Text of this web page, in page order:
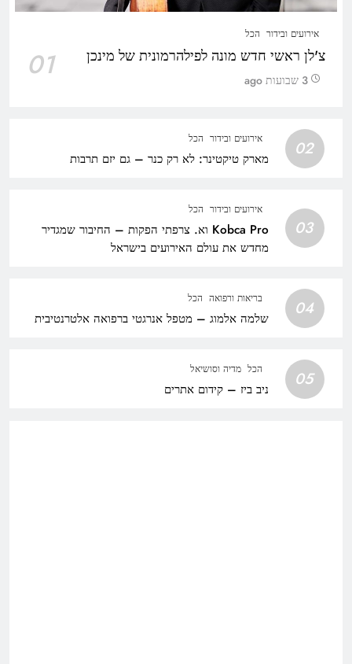
אירועים ובידור הכל
צ'לן ראשי חדש מונה לפילהרמונית של מינכן 01 3 שבועות ago
02 אירועים ובידור הכל
מארק טיקטינר: לא רק כנר – גם יזם תרבות
03
אירועים ובידור הכל
Kobca Pro וא. צרפתי הפקות – החיבור שמגדיר
מחדש את עולם האירועים בישראל
04 בריאות ורפואה הכל
שלמה אלמוג – מטפל אנרגטי ברפואה אלטרנטיבית
05 הכל מדיה וסושיאל
ניב ביז – קידום אתרים